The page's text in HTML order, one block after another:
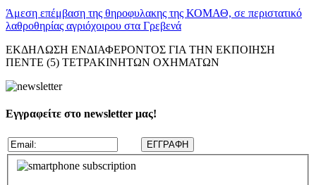
Άμεση επέμβαση της θηροφυλακης της ΚΟΜΑΘ, σε περιστατικό
λαθροθηρίας αγριόχοιρου στα Γρεβενά
ΕΚΔΗΛΩΣΗ ΕΝΔΙΑΦΕΡΟΝΤΟΣ ΓΙΑ ΤΗΝ ΕΚΠΟΙΗΣΗ
ΠΕΝΤΕ (5) ΤΕΤΡΑΚΙΝΗΤΩΝ ΟΧΗΜΑΤΩΝ
Εγγραφείτε στο newsletter μας!